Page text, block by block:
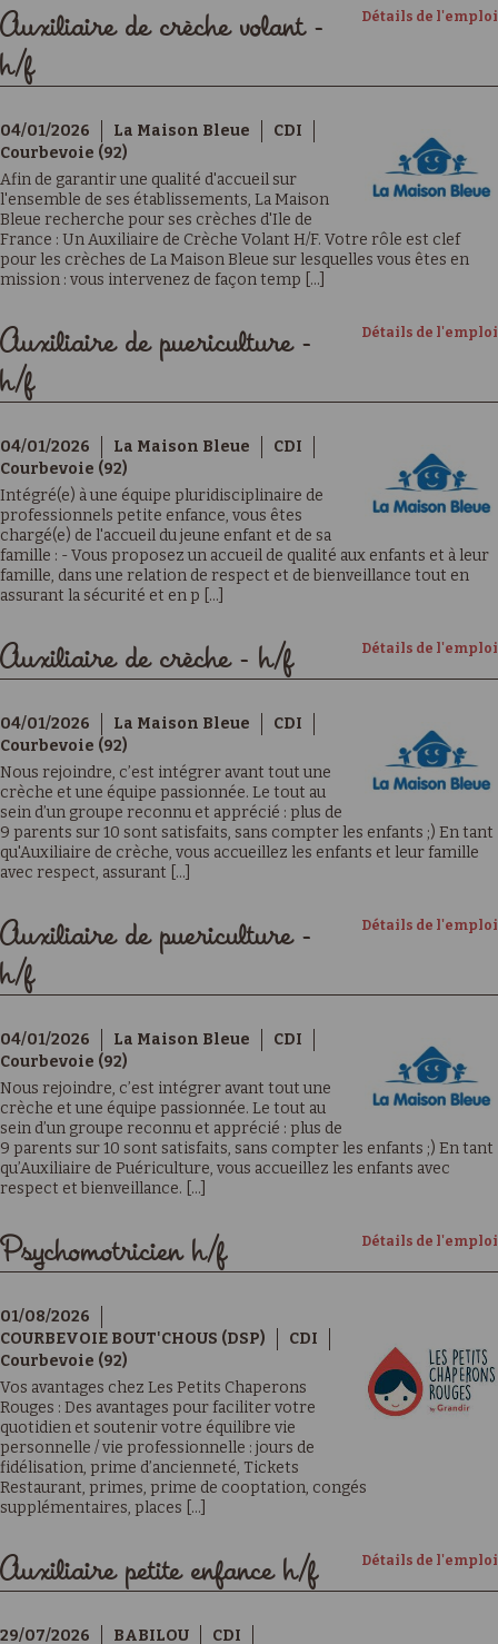
Détails de l'emploi
Auxiliaire de crèche volant -
h/f
04/01/2026 La Maison Bleue
CDI
Courbevoie (92)
Afin de garantir une qualité d'accueil sur
l'ensemble de ses établissements, La Maison
Bleue recherche pour ses crèches d'Ile de
France : Un Auxiliaire de Crèche Volant H/F. Votre rôle est clef
pour les crèches de La Maison Bleue sur lesquelles vous êtes en
mission : vous intervenez de façon temp [...]
Détails de l'emploi
Auxiliaire de puericulture -
h/f
04/01/2026 La Maison Bleue
CDI
Courbevoie (92)
Intégré(e) à une équipe pluridisciplinaire de
professionnels petite enfance, vous êtes
chargé(e) de l'accueil du jeune enfant et de sa
famille : - Vous proposez un accueil de qualité aux enfants et à leur
famille, dans une relation de respect et de bienveillance tout en
assurant la sécurité et en p [...]
Détails de l'emploi
Auxiliaire de crèche - h/f
04/01/2026 La Maison Bleue
CDI
Courbevoie (92)
Nous rejoindre, c’est intégrer avant tout une
crèche et une équipe passionnée. Le tout au
sein d’un groupe reconnu et apprécié : plus de
9 parents sur 10 sont satisfaits, sans compter les enfants ;) En tant
qu'Auxiliaire de crèche, vous accueillez les enfants et leur famille
avec respect, assurant [...]
Détails de l'emploi
Auxiliaire de puericulture -
h/f
04/01/2026 La Maison Bleue
CDI
Courbevoie (92)
Nous rejoindre, c’est intégrer avant tout une
crèche et une équipe passionnée. Le tout au
sein d’un groupe reconnu et apprécié : plus de
9 parents sur 10 sont satisfaits, sans compter les enfants ;) En tant
qu’Auxiliaire de Puériculture, vous accueillez les enfants avec
respect et bienveillance. [...]
Détails de l'emploi
Psychomotricien h/f
01/08/2026
COURBEVOIE BOUT'CHOUS (DSP)
CDI
Courbevoie (92)
Vos avantages chez Les Petits Chaperons
Rouges : Des avantages pour faciliter votre
quotidien et soutenir votre équilibre vie
personnelle / vie professionnelle : jours de
fidélisation, prime d’ancienneté, Tickets
Restaurant, primes, prime de cooptation, congés
supplémentaires, places [...]
Détails de l'emploi
Auxiliaire petite enfance h/f
29/07/2026 BABILOU
CDI